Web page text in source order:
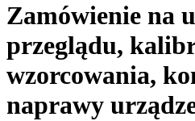
Zamówienie na
przeglądu,
wzorcowania,
naprawy